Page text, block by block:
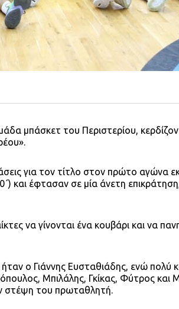
μπάσκετ του Περιστερίου,
για τον τίτλο στον πρώτο αγώνα
και έφτασαν σε μία άνετη
να γίνονται ένα κουβάρι και να
ο Γιάννης Ευσταθιάδης, ενώ πολύ
Μπιλάλης, Γκίκας, Φύτρος
στέψη του πρωταθλητή.